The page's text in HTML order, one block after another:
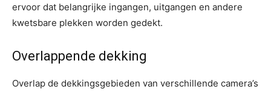
ervoor dat belangrijke ingangen, uitgangen en andere
kwetsbare plekken worden gedekt.
Overlappende dekking
Overlap de dekkingsgebieden van verschillende camera’s